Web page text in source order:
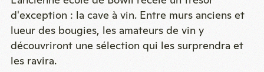
d'exception : la cave à vin. Entre murs anciens et
lueur des bougies, les amateurs de vin y
découvriront une sélection qui les surprendra et
les ravira.